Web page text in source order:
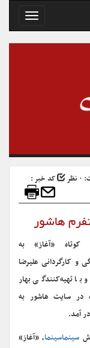
Toggle
کد خبر :
هاشور
کوتاه «آغاز» به
و کارگردانی علیرضا
با تهیه‌کنندگی بهار
در سایت هاشور به
آمد.
سینماسینما، «آغاز»